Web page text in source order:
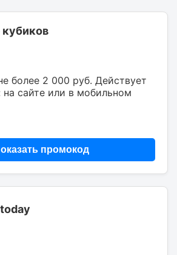
более 2 000 руб. Действует
на сайте или в мобильном
промокод